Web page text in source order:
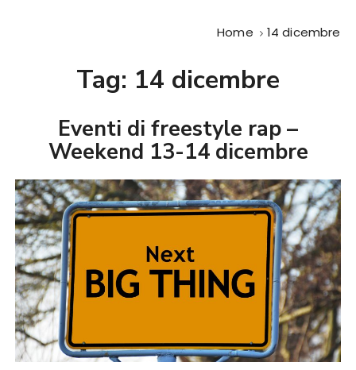
Home 14 dicembre
Tag: 14 dicembre
Eventi di freestyle rap –
Weekend 13-14 dicembre